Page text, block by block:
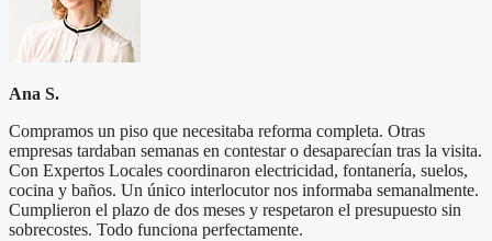
Ana S.
Compramos un piso que necesitaba reforma completa. Otras
empresas tardaban semanas en contestar o desaparecían tras la visita.
Con Expertos Locales coordinaron electricidad, fontanería, suelos,
cocina y baños. Un único interlocutor nos informaba semanalmente.
Cumplieron el plazo de dos meses y respetaron el presupuesto sin
sobrecostes. Todo funciona perfectamente.